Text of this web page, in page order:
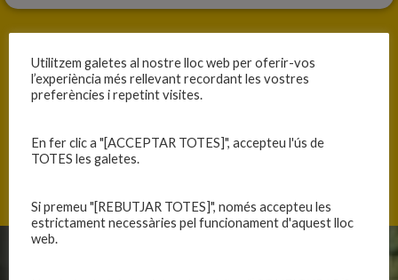
ANTERIOR
Utilitzem galetes al nostre lloc web per oferir-vos
l’experiència més rellevant recordant les vostres
preferències i repetint visites.
En fer clic a "[ACCEPTAR TOTES]", accepteu l'ús de
TOTES les galetes.
Si premeu "[REBUTJAR TOTES]", només accepteu les
estrictament necessàries pel funcionament d'aquest lloc
web.